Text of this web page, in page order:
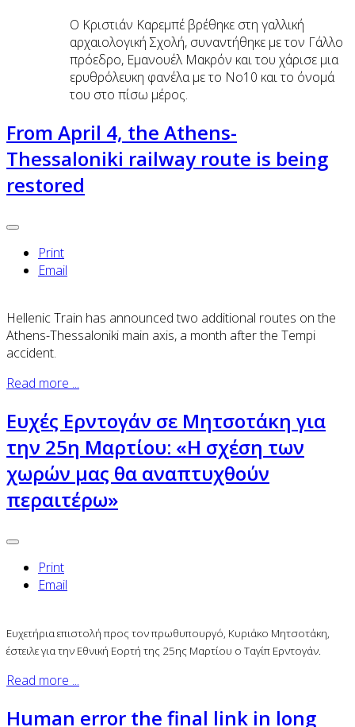
Ο Κριστιάν Καρεμπέ βρέθηκε στη γαλλική
αρχαιολογική Σχολή, συναντήθηκε με τον Γάλλο
πρόεδρο, Εμανουέλ Μακρόν και του χάρισε μια
ερυθρόλευκη φανέλα με το Νο10 και το όνομά
του στο πίσω μέρος.
From April 4, the Athens-
Thessaloniki railway route is being
restored
Print
Email
Hellenic Train has announced two additional routes on the
Athens-Thessaloniki main axis, a month after the Tempi
accident.
Read more ...
Ευχές Ερντογάν σε Μητσοτάκη για
την 25η Μαρτίου: «Η σχέση των
χωρών μας θα αναπτυχθούν
περαιτέρω»
Print
Email
Ευχετήρια επιστολή προς τον πρωθυπουργό, Κυριάκο Μητσοτάκη,
έστειλε για την Εθνική Εορτή της 25ης Μαρτίου ο Ταγίπ Ερντογάν.
Read more ...
Human error the final link in long